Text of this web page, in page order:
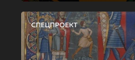
СПЕЦПРОЕКТ